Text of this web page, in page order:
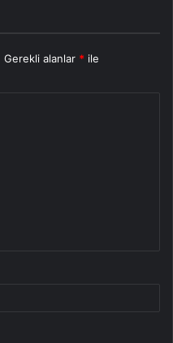
Gerekli alanlar * ile